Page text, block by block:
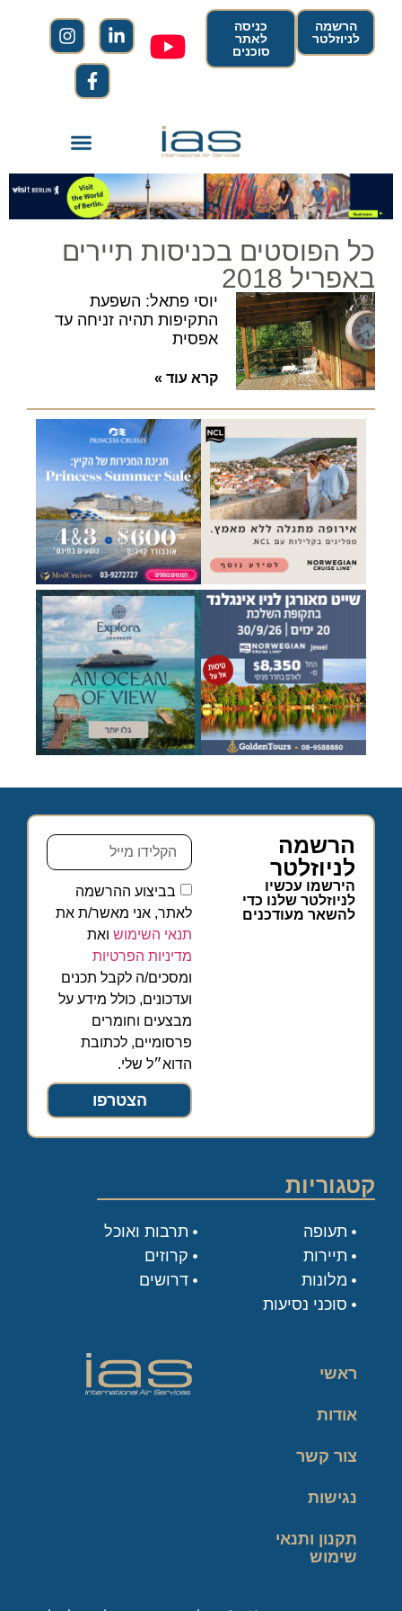
הרשמה
לניוזלטר
כניסה
לאתר
סוכנים
כל הפוסטים בכניסות תיירים
באפריל 2018
יוסי פתאל: השפעת
התקיפות תהיה זניחה עד
אפסית
קרא עוד »
הרשמה
לניוזלטר
הירשמו עכשיו
לניוזלטר שלנו כדי
להשאר מעודכנים
בביצוע ההרשמה
לאתר, אני מאשר/ת את
תנאי השימוש ואת
מדיניות הפרטיות
ומסכים/ה לקבל תכנים
ועדכונים, כולל מידע על
מבצעים וחומרים
פרסומיים, לכתובת
הדוא״ל שלי.
הצטרפו
קטגוריות
תעופה
תיירות
מלונות
סוכני נסיעות
תרבות ואוכל
קרוזים
דרושים
ראשי
אודות
צור קשר
נגישות
תקנון ותנאי
שימוש